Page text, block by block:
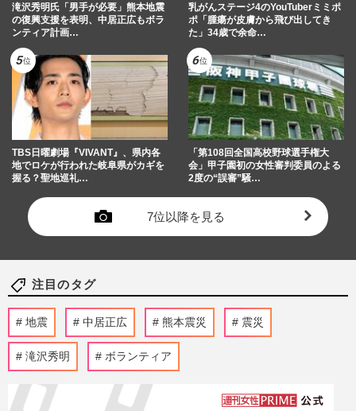
滝沢秀明氏「男手が必要」熊本地震
の復興支援を表明、中居正広もボラ
ンティア計画…
乳がんステージ4のYouTuberミミポ
ポ「腫瘍が皮膚から飛び出してき
た」34歳で余命…
TBS日曜劇場『VIVANT』、県内各
地でロケが行われた岐阜県がカギを
握る？聖地巡礼…
「第108回全国高校野球選手権大
会」甲子園初の女性審判委員のよる
2度の“誤審”騒…
7位以降を見る
注目のタグ
地震 中居正広 熊本震災 震災
滝沢秀明 ボランティア